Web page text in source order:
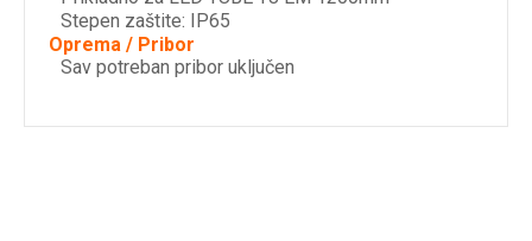
Stepen zaštite: IP65
Oprema / Pribor
Sav potreban pribor uključen